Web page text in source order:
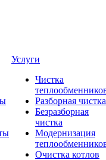
Услуги
Чистка
Разборная чистка
Безразборная
чистка
Модернизация
Очистка котлов